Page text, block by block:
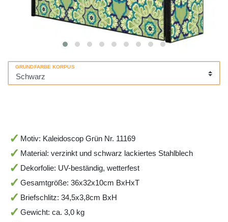
GRUNDFARBE KORPUS
Motiv: Kaleidoscop Grün Nr. 11169
Material: verzinkt und schwarz lackiertes Stahlblech
Dekorfolie: UV-beständig, wetterfest
Gesamtgröße: 36x32x10cm BxHxT
Briefschlitz: 34,5x3,8cm BxH
Gewicht: ca. 3,0 kg